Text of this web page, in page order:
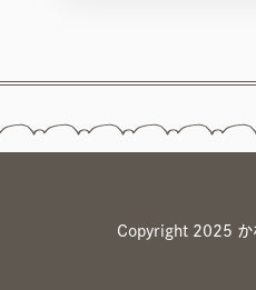
Copyright 2025 か